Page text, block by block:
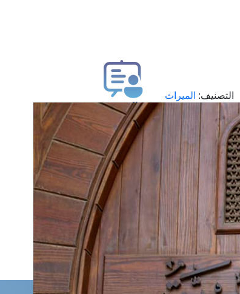
التصنيف: الميراث
طلب فتوى
استعلام عن فتوى
حجز موعد
الفتوى الهاتفية